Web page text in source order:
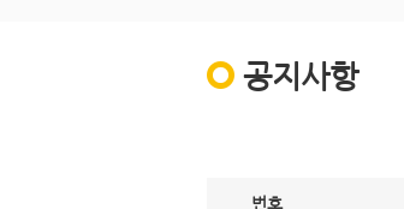
공지사항
번호